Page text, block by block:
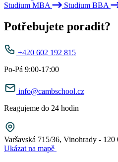
Studium MBA
Studium BBA
Potřebujete poradit?
+420 602 192 815
Po-Pá 9:00-17:00
info@cambschool.cz
Reagujeme do 24 hodin
Varšavská 715/36, Vinohrady - 120
Ukázat na mapě